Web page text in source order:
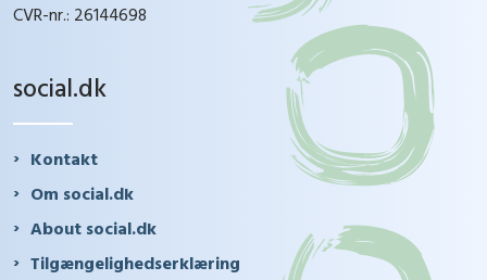
CVR-nr.: 26144698
social.dk
Kontakt
Om social.dk
About social.dk
Tilgængelighedserklæring